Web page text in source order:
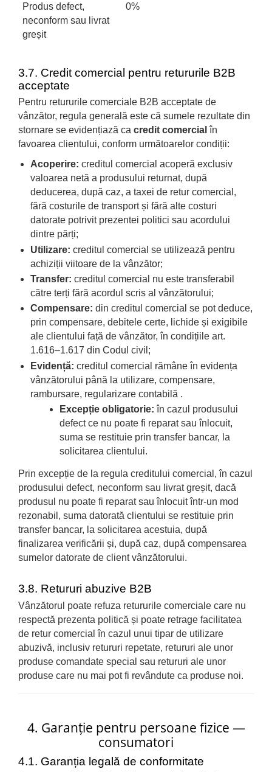
Produs defect,
neconform sau livrat
greșit
0%
3.7. Credit comercial pentru retururile B2B
acceptate
Pentru retururile comerciale B2B acceptate de
vânzător, regula generală este că sumele rezultate din
stornare se evidențiază ca credit comercial în
favoarea clientului, conform următoarelor condiții:
Acoperire: creditul comercial acoperă exclusiv
valoarea netă a produsului returnat, după
deducerea, după caz, a taxei de retur comercial,
fără costurile de transport și fără alte costuri
datorate potrivit prezentei politici sau acordului
dintre părți;
Utilizare: creditul comercial se utilizează pentru
achiziții viitoare de la vânzător;
Transfer: creditul comercial nu este transferabil
către terți fără acordul scris al vânzătorului;
Compensare: din creditul comercial se pot deduce,
prin compensare, debitele certe, lichide și exigibile
ale clientului față de vânzător, în condițiile art.
1.616–1.617 din Codul civil;
Evidență: creditul comercial rămâne în evidența
vânzătorului până la utilizare, compensare,
rambursare, regularizare contabilă .
Excepție obligatorie:în cazul produsului
defect ce nu poate fi reparat sau înlocuit,
suma se restituie prin transfer bancar, la
solicitarea clientului.
Prin excepție de la regula creditului comercial, în cazul
produsului defect, neconform sau livrat greșit, dacă
produsul nu poate fi reparat sau înlocuit într-un mod
rezonabil, suma datorată clientului se restituie prin
transfer bancar, la solicitarea acestuia, după
finalizarea verificării și, după caz, după compensarea
sumelor datorate de client vânzătorului.
3.8. Retururi abuzive B2B
Vânzătorul poate refuza retururile comerciale care nu
respectă prezenta politică și poate retrage facilitatea
de retur comercial în cazul unui tipar de utilizare
abuzivă, inclusiv retururi repetate, retururi ale unor
produse comandate special sau retururi ale unor
produse care nu mai pot fi revândute ca produse noi.
4. Garanție pentru persoane fizice —
consumatori
4.1. Garanția legală de conformitate